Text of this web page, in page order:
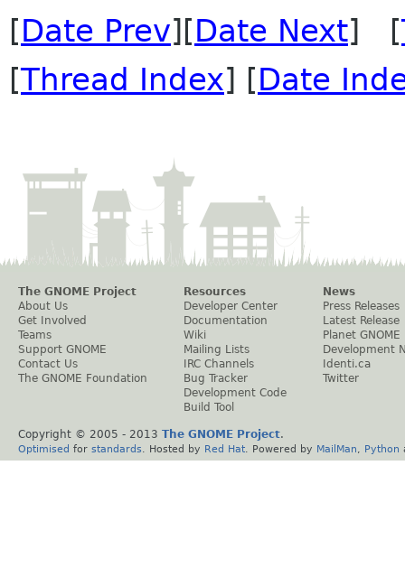
[Date Prev][Date Next] [
[Thread Index] [Date
The GNOME Project
About Us
Get Involved
Teams
Support GNOME
Contact Us
The GNOME Foundation
Resources
Developer Center
Documentation
Wiki
Mailing Lists
IRC Channels
Bug Tracker
Development Code
Build Tool
News
Press Releases
Latest Release
Planet GNOME
Development
Identi.ca
Twitter
Copyright © 2005 - 2013 The GNOME Project.
Optimised for standards . Hosted by Red Hat . Powered by MailMan Python